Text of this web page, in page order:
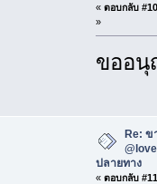
« ตอบกลับ
»
ขออนุ
Re: ข
ปลายทาง
« ตอบกลับ